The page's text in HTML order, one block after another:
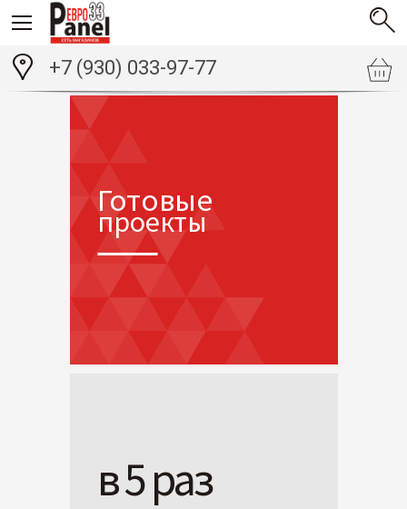
+7 (930) 033-97-77
Готовые
проекты
в 5 раз